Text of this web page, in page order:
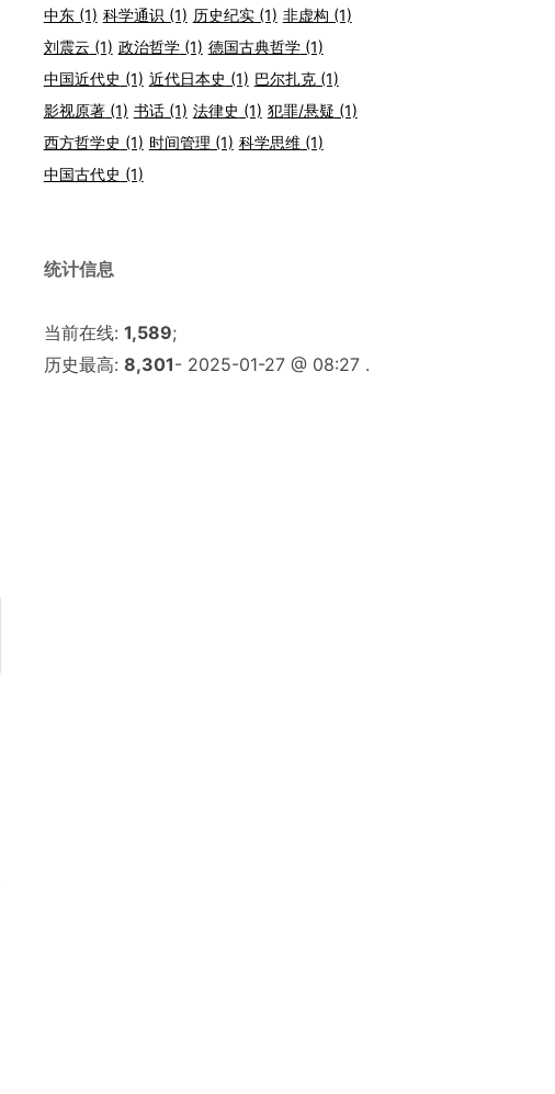
中东(1) 科学通识 (1) 历史纪实(1) 非虚构 (1)
刘震云 (1) 政治哲学(1) 德国古典哲学(1)
中国近代史 (1) 近代日本史 (1) 巴尔扎克(1)
影视原著(1) 书话(1) 法律史 (1) 犯罪/悬疑 (1)
西方哲学史 (1) 时间管理 (1) 科学思维(1)
中国古代史 (1)
统计信息
当前在线: 1,589;
历史最高: 8,301- 2025-01-27 @ 08:27 .